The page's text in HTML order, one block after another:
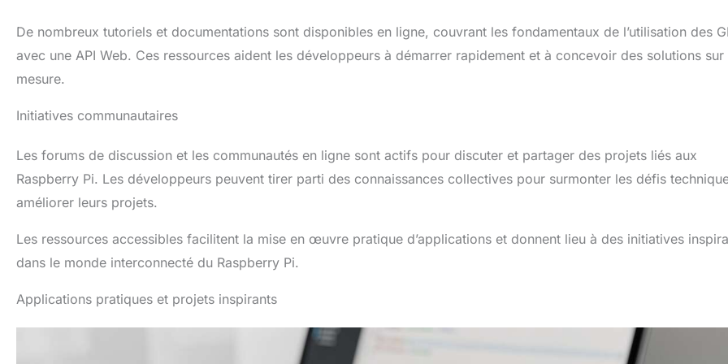
De nombreux tutoriels et documentations sont disponibles en ligne, couvrant les fondamentaux de l’utilisation des
avec une API Web. Ces ressources aident les développeurs à démarrer rapidement et à concevoir des solutions sur
mesure.
Initiatives communautaires
Les forums de discussion et les communautés en ligne sont actifs pour discuter et partager des projets liés aux
Raspberry Pi. Les développeurs peuvent tirer parti des connaissances collectives pour surmonter les défis
améliorer leurs projets.
Les ressources accessibles facilitent la mise en œuvre pratique d’applications et donnent lieu à des initiatives
dans le monde interconnecté du Raspberry Pi.
Applications pratiques et projets inspirants